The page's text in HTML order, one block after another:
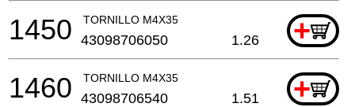
TORNILLO M4X35 +
1450 43098706050 1.26
TORNILLO M4X35 +
1460 43098706540 1.51